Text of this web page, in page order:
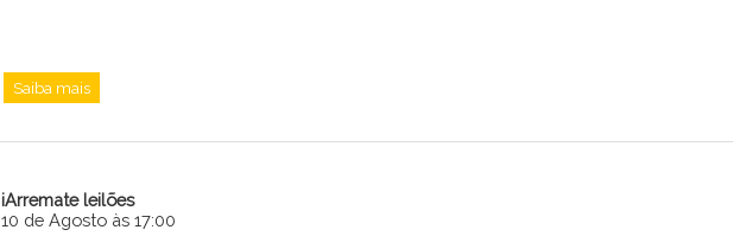
Saiba mais
iArremate leilões
10 de Agosto às 17:00